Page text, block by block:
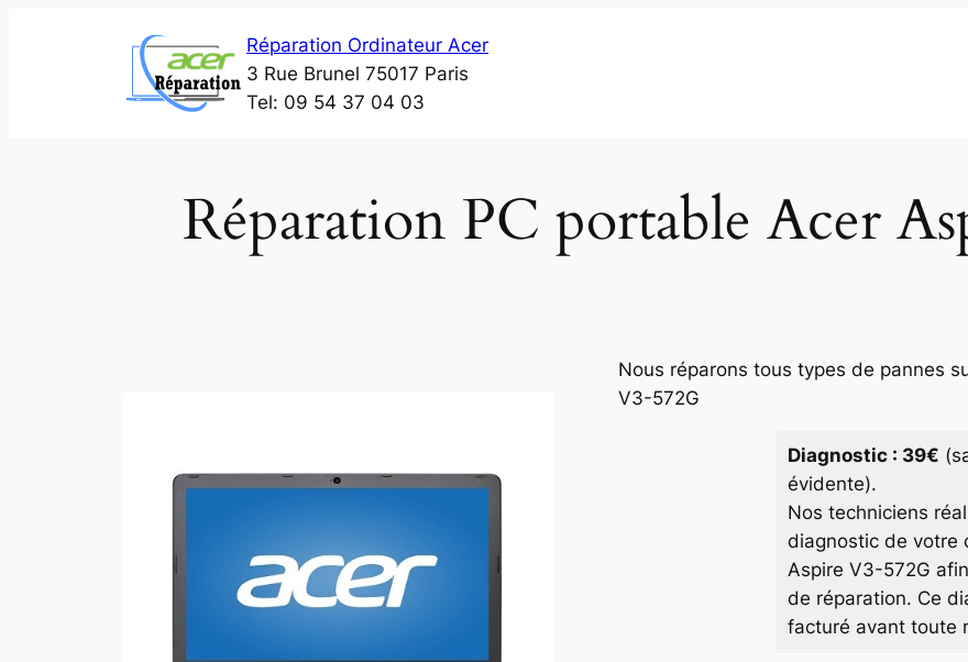
Réparation Ordinateur Acer
3 Rue Brunel 75017 Paris
Tel: 09 54 37 04 03
Réparation PC portable Acer
Nous réparons tous types de pannes
V3-572G
Diagnostic : 39€
évidente).
Nos techniciens
diagnostic de votre
Aspire V3-572G
de réparation. Ce
facturé avant toute